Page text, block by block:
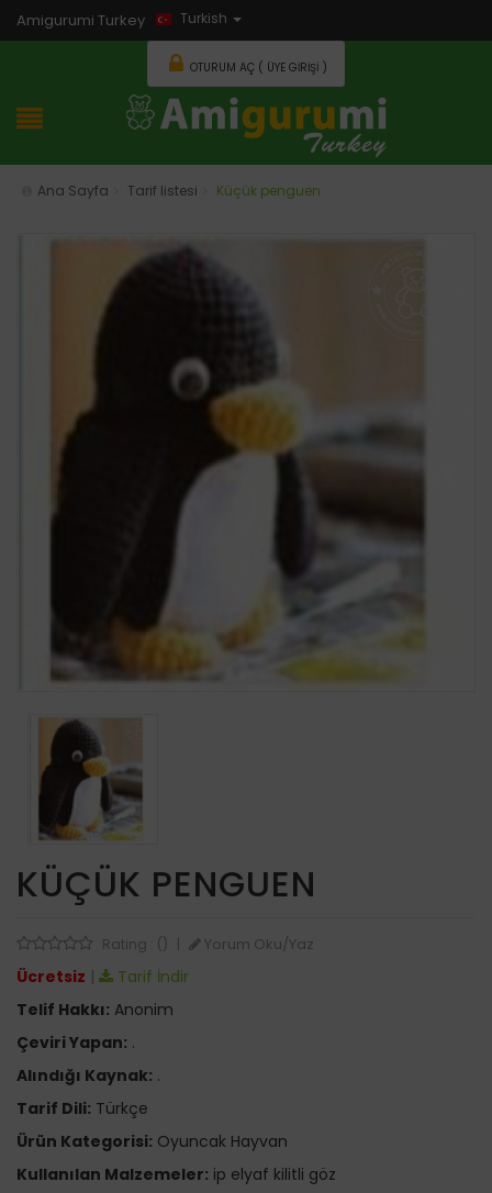
Amigurumi Turkey Turkish
OTURUM AÇ ( ÜYE GIRIŞI )
Ana Sayfa Tarif listesi Küçük penguen
KÜÇÜK PENGUEN
Rating : () Yorum Oku/Yaz
Ücretsiz |
Tarif İndir
Telif Hakkı: Anonim
Çeviri Yapan: .
Alındığı Kaynak: .
Tarif Dili: Türkçe
Ürün Kategorisi: Oyuncak Hayvan
Kullanılan Malzemeler: ip elyaf kilitli göz